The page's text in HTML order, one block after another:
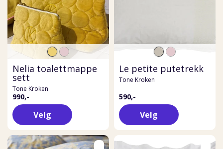
Nelia toalettmappe
sett
Tone Kroken
990,-
Velg
Le petite putetrekk
Tone Kroken
590,-
Velg